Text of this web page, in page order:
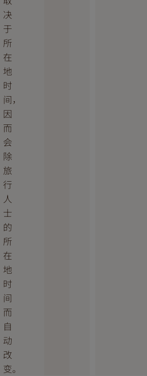
决
于
所
在
地
时
间，
因
而
会
除
旅
行
人
士
的
所
在
地
时
间
而
自
动
改
变。